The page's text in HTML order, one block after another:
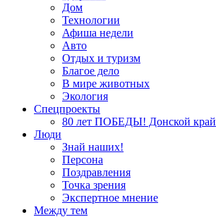
Дом
Технологии
Афиша недели
Авто
Отдых и туризм
Благое дело
В мире животных
Экология
Спецпроекты
80 лет ПОБЕДЫ! Донской край
Люди
Знай наших!
Персона
Поздравления
Точка зрения
Экспертное мнение
Между тем